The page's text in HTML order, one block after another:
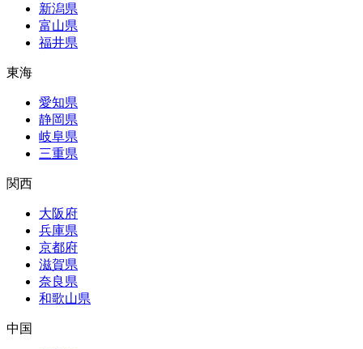
新潟県
富山県
福井県
東海
愛知県
静岡県
岐阜県
三重県
関西
大阪府
兵庫県
京都府
滋賀県
奈良県
和歌山県
中国